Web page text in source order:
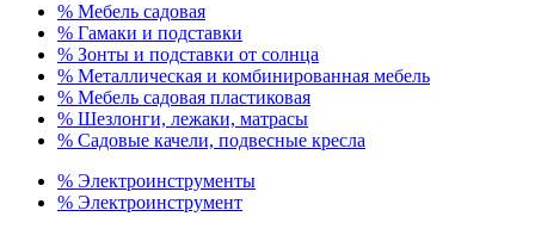
% Мебель садовая
% Гамаки и подставки
% Зонты и подставки от солнца
% Металлическая и комбинированная мебель
% Мебель садовая пластиковая
% Шезлонги, лежаки, матрасы
% Садовые качели, подвесные кресла
% Электроинструменты
% Электроинструмент